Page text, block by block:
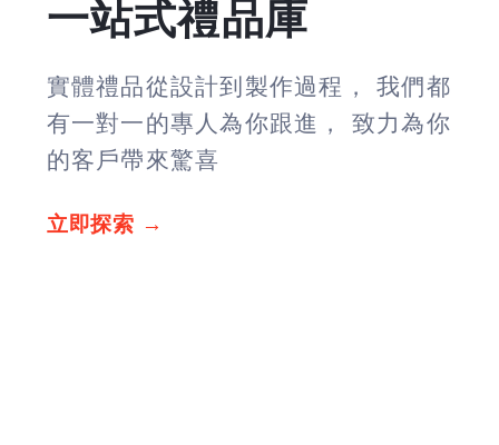
一站式禮品庫
實體禮品從設計到製作過程， 我們都
有一對一的專人為你跟進， 致力為你
的客戶帶來驚喜
立即探索 →